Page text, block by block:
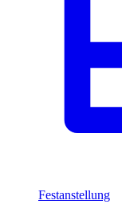
Festanstellung